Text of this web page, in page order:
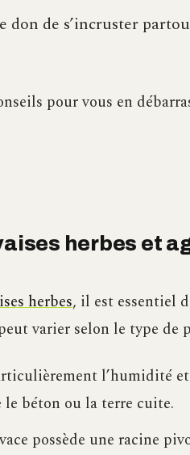
don de s’incruster
pour vous en
herbes et
herbes, il est essentiel
varier selon le type de
l’humidité et
le béton ou la terre cuite.
possède une racine